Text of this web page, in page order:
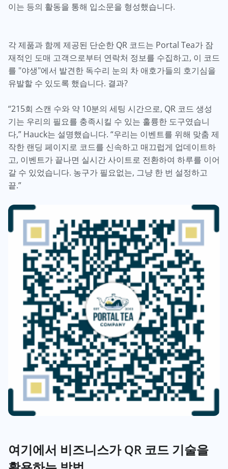
이는 등의 활동을 통해 입소문을 형성했습니다.
각 제품과 함께 제공된 단순한 QR 코드는 Portal Tea가 잠
재적인 도매 고객으로부터 연락처 정보를 수집하고, 이 코드
를 "야생"에서 발견한 독수리 눈의 차 애호가들의 호기심을
유발할 수 있도록 했습니다. 결과?
“215회 스캔 수와 약 10분의 세팅 시간으로, QR 코드 생성
기는 우리의 필요를 충족시킬 수 있는 훌륭한 도구였습니
다,” Hauck는 설명했습니다. “우리는 이벤트를 위해 맞춤 제
작한 랜딩 페이지로 코드를 신속하고 매끄럽게 업데이트하
고, 이벤트가 끝나면 실시간 사이트로 전환하여 하루를 이어
갈 수 있었습니다. 농구가 필요없는, 그냥 한 번 설정하고
끝.”
여기에서 비즈니스가 QR 코드 기술을